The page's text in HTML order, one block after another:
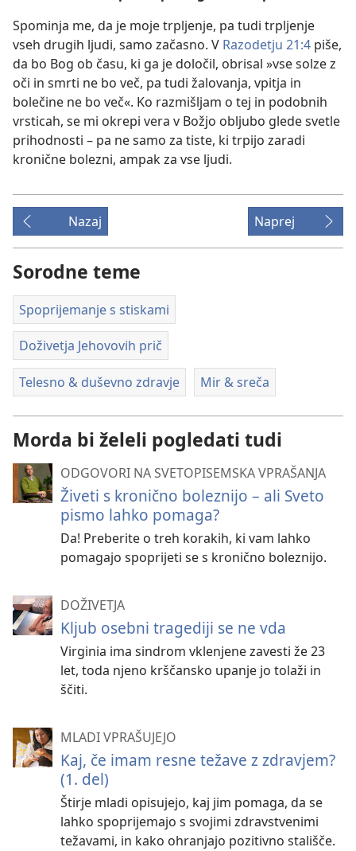
Spominja me, da je moje trpljenje, pa tudi trpljenje
vseh drugih ljudi, samo začasno. V Razodetju 21:4 piše,
da bo Bog ob času, ki ga je določil, obrisal »vse solze z
oči in smrti ne bo več, pa tudi žalovanja, vpitja in
bolečine ne bo več«. Ko razmišljam o tej in podobnih
vrsticah, se mi okrepi vera v Božjo obljubo glede svetle
prihodnosti – pa ne samo za tiste, ki trpijo zaradi
kronične bolezni, ampak za vse ljudi.
Nazaj Naprej
Sorodne teme
Spoprijemanje s stiskami
Doživetja Jehovovih prič
Telesno & duševno zdravje Mir & sreča
Morda bi želeli pogledati tudi
ODGOVORI NA SVETOPISEMSKA VPRAŠANJA
Živeti s kronično boleznijo – ali Sveto
pismo lahko pomaga?
Da! Preberite o treh korakih, ki vam lahko
pomagajo spoprijeti se s kronično boleznijo.
DOŽIVETJA
Kljub osebni tragediji se ne vda
Virginia ima sindrom vklenjene zavesti že 23
let, toda njeno krščansko upanje jo tolaži in
ščiti.
MLADI VPRAŠUJEJO
Kaj, če imam resne težave z zdravjem?
(1. del)
Štirje mladi opisujejo, kaj jim pomaga, da se
lahko spoprijemajo s svojimi zdravstvenimi
težavami, in kako ohranjajo pozitivno stališče.